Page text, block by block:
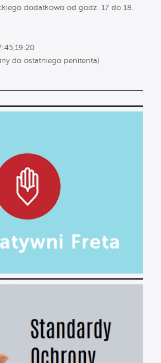
dodatkowo od godz. 17 do 18.
do ostatniego penitenta)